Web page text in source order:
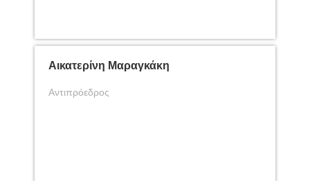
Αικατερίνη Μαραγκάκη
Αντιπρόεδρος